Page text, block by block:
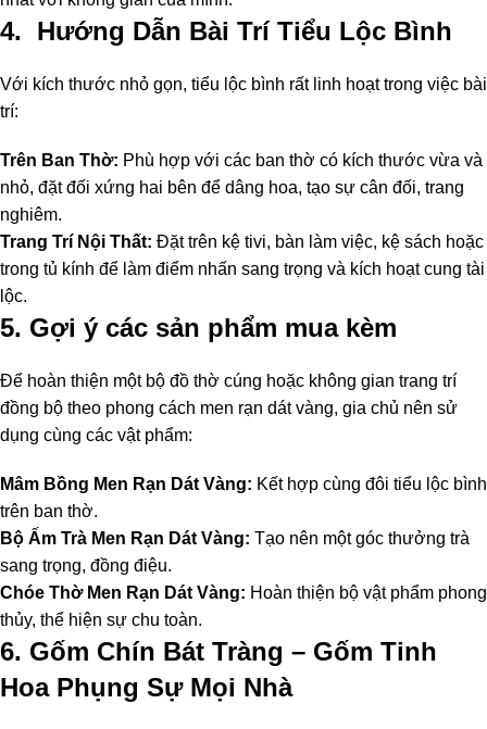
4. Hướng Dẫn Bài Trí Tiểu Lộc Bình
Với kích thước nhỏ gọn, tiểu lộc bình rất linh hoạt trong việc bài
trí:
Trên Ban Thờ: Phù hợp với các ban thờ có kích thước vừa và
nhỏ, đặt đối xứng hai bên để dâng hoa, tạo sự cân đối, trang
nghiêm.
Trang Trí Nội Thất: Đặt trên kệ tivi, bàn làm việc, kệ sách hoặc
trong tủ kính để làm điểm nhấn sang trọng và kích hoạt cung tài
lộc.
5. Gợi ý các sản phẩm mua kèm
Để hoàn thiện một bộ đồ thờ cúng hoặc không gian trang trí
đồng bộ theo phong cách men rạn dát vàng, gia chủ nên sử
dụng cùng các vật phẩm:
Mâm Bồng Men Rạn Dát Vàng: Kết hợp cùng đôi tiểu lộc bình
trên ban thờ.
Bộ Ấm Trà Men Rạn Dát Vàng: Tạo nên một góc thưởng trà
sang trọng, đồng điệu.
Chóe Thờ Men Rạn Dát Vàng: Hoàn thiện bộ vật phẩm phong
thủy, thể hiện sự chu toàn.
6. Gốm Chín Bát Tràng – Gốm Tinh
Hoa Phụng Sự Mọi Nhà